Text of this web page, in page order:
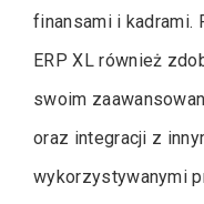
finansami i kadrami.
ERP XL również
swoim
oraz integracji z
wykorzystywanymi